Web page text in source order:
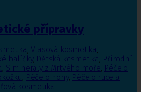
přípravky
, Vlasová kosmetika,
balíčky, Dětská kosmetika, Přírodní
, S minerály z Mrtvého moře, Péče o
, Péče o nohy, Péče o ruce a
kosmetika